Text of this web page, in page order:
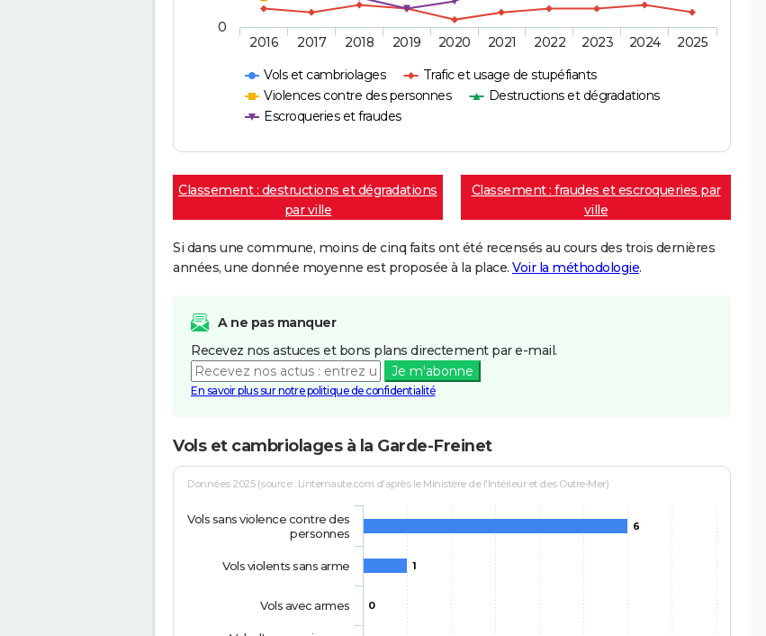
Vols et cambriolages
Trafic et usage de stupéfiants
Violences contre des personnes
Destructions et dégradations
Escroqueries et fraudes
2016 2017 2018 2019 2020 2021 2022 2023 2024 2025
0
Classement : destructions et dégradations
par ville
Classement : fraudes et escroqueries par
ville
Si dans une commune, moins de cinq faits ont été recensés au cours des trois dernières
années, une donnée moyenne est proposée à la place. Voir la méthodologie.
A ne pas manquer
Recevez nos astuces et bons plans directement par e-mail.
Je m'abonne
En savoir plus sur notre politique de confidentialité
Vols et cambriolages à la Garde-Freinet
Données 2025 (source : Linternaute.com d'après le Ministère de l'Intérieur et des Outre-Mer)
6
1
0
Vols sans violence contre des
personnes
Vols violents sans arme
Vols avec armes